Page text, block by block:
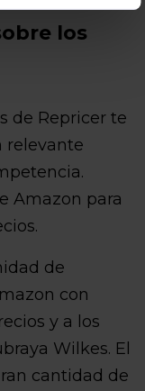
los
de Repricer te
relevante
Amazon para
de
con
y a los
Wilkes. El
cantidad de